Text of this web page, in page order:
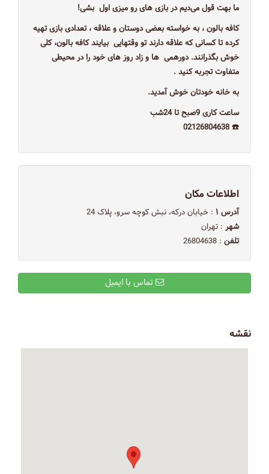
ما بهت قول می‌دیم در بازی های رو میزی اول بشی!
کافه بالون ، به خواسته بعضی دوستان و علاقه ، تعدادی بازی تهیه
کرده تا کسانی که علاقه دارند تو وقتهایی بیایند کافه بالون، کلی
خوش بگذرانند. دورهمی ها و زاد روز های خود را در محیطی
متفاوت تجربه کنید .
به خانه خودتان خوش آمدید.
ساعت كاری 9صبح تا 24شب
☎️ 02126804638
اطلاعات مکان
آدرس ۱
: خیابان درکه، نبش کوچه سرو، پلاک 24
شهر : تهران
تلفن : 26804638
نقشه